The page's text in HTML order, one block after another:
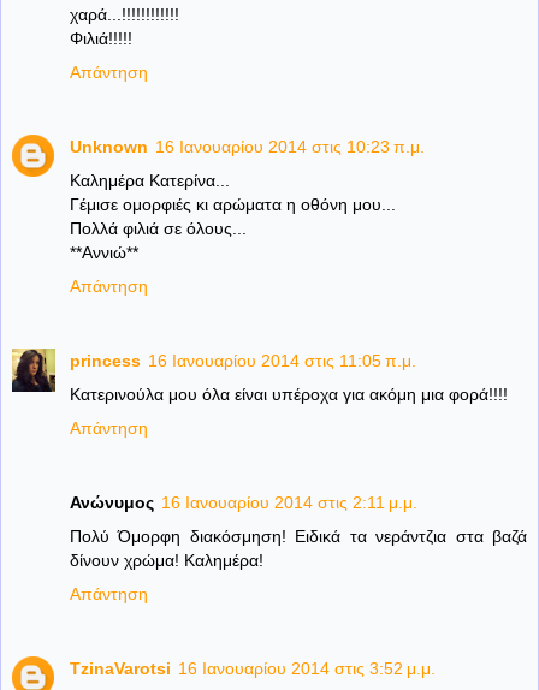
χαρά...!!!!!!!!!!!!
Φιλιά!!!!!
Απάντηση
Unknown 16 Ιανουαρίου 2014 στις 10:23 π.μ.
Kαλημέρα Κατερίνα...
Γέμισε ομορφιές κι αρώματα η οθόνη μου...
Πολλά φιλιά σε όλους...
**Αννιώ**
Απάντηση
princess 16 Ιανουαρίου 2014 στις 11:05 π.μ.
Κατερινούλα μου όλα είναι υπέροχα για ακόμη μια φορά!!!!
Απάντηση
Ανώνυμος 16 Ιανουαρίου 2014 στις 2:11 μ.μ.
Πολύ Όμορφη διακόσμηση! Ειδικά τα νεράντζια στα βαζά
δίνουν χρώμα! Καλημέρα!
Απάντηση
TzinaVarotsi 16 Ιανουαρίου 2014 στις 3:52 μ.μ.